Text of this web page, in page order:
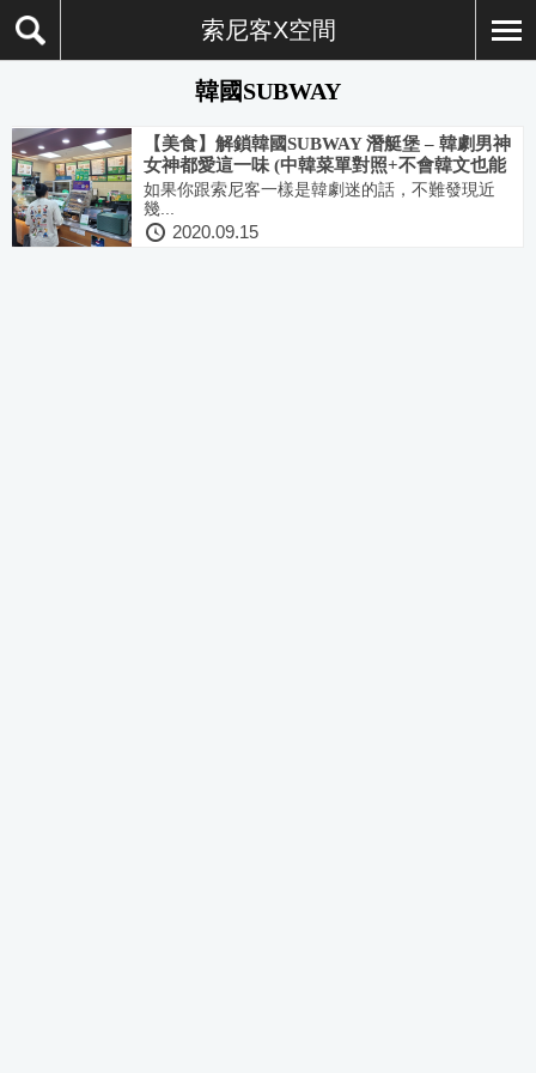
索尼客X空間
韓國SUBWAY
【美食】解鎖韓國SUBWAY 潛艇堡 – 韓劇男神
女神都愛這一味 (中韓菜單對照+不會韓文也能
快速點餐)
如果你跟索尼客一樣是韓劇迷的話，不難發現近
幾...
2020.09.15